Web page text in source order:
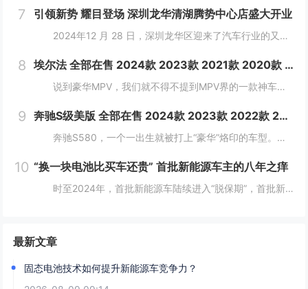
7 引领新势 耀目登场 深圳龙华清湖腾势中心店盛大开业
2024年12 月 28 日，深圳龙华区迎来了汽车行业的又一大盛事——深圳龙华清湖腾势中心盛大开业，标志着腾势品牌在深圳区域布局的进一步拓展，为满...
8 埃尔法 全部在售 2024款 2023款 2021款 2020款 2019款 2018款2024款国六丰田埃尔法酬宾让利 大空间合理布局
说到豪华MPV，我们就不得不提到MPV界的一款神车，那就是"丰田埃尔法"，丰田埃尔法拥有轿车般的舒适度，所以它一直以来都是作为各大公司企业的行政用车。埃尔法...
9 奔驰S级美版 全部在售 2024款 2023款 2022款 2021款 2019款 2018款成都迪兴行汽车平行进口奔驰S级价格最低146万起 售全国
奔驰S580，一个一出生就被打上“豪华”烙印的车型。新车简约又不失精致，大灯和尾灯的光带交相呼应，可以让司机更从容地驾驶车辆。 &nbs...
10 “换一块电池比买车还贵” 首批新能源车主的八年之痒
时至2024年，首批新能源车陆续进入“脱保期”，首批新能源汽车车主正陷入换车还是换电池的两难境地。想要更换老龄电池就将面临天价账单，换电费用甚至高于旧车残值，成为不少车主的烦恼。 工信部等部委明确规定，自2016年起，乘用车...
最新文章
固态电池技术如何提升新能源车竞争力？